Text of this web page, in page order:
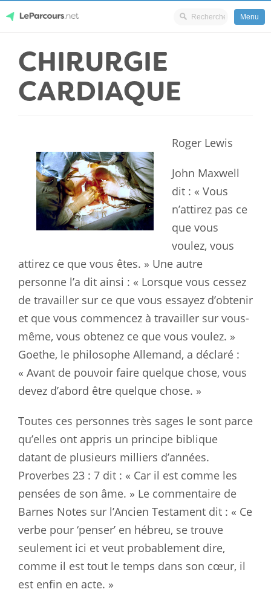
content
LeParcours.net
Menu
CHIRURGIE
CARDIAQUE
Roger Lewis
John Maxwell
dit : « Vous
n’attirez pas ce
que vous
voulez, vous
attirez ce que vous êtes. » Une autre
personne l’a dit ainsi : « Lorsque vous cessez
de travailler sur ce que vous essayez d’obtenir
et que vous commencez à travailler sur vous-
même, vous obtenez ce que vous voulez. »
Goethe, le philosophe Allemand, a déclaré :
« Avant de pouvoir faire quelque chose, vous
devez d’abord être quelque chose. »
Toutes ces personnes très sages le sont parce
qu’elles ont appris un principe biblique
datant de plusieurs milliers d’années.
Proverbes 23 : 7 dit : « Car il est comme les
pensées de son âme. » Le commentaire de
Barnes Notes sur l’Ancien Testament dit : « Ce
verbe pour ‘penser’ en hébreu, se trouve
seulement ici et veut probablement dire,
comme il est tout le temps dans son cœur, il
est enfin en acte. »